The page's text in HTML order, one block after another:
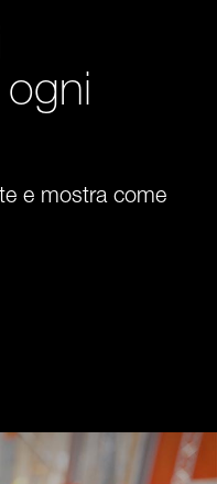
e mostra come